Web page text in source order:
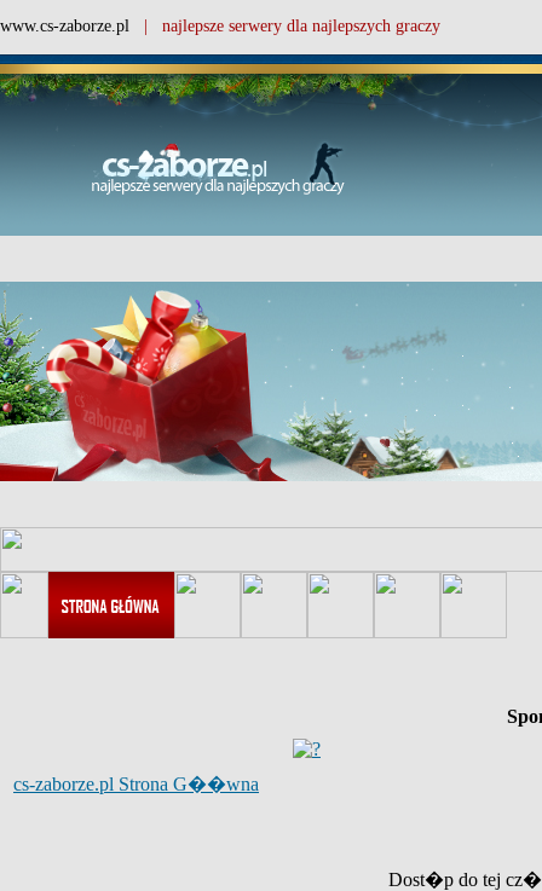
www.cs-zaborze.pl | najlepsze serwery dla najlepszych graczy
cs-zaborze.pl Strona G��wna
Dost�p do tej